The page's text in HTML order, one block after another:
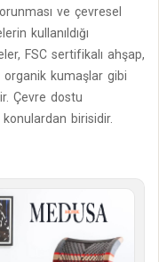
ve çevresel
kullanıldığı
FSC sertifikalı ahşap,
kumaşlar gibi
Çevre dostu
birisidir.